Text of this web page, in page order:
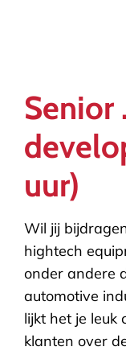
Senior
uur)
Wil jij
hightech
onder andere
automotive
lijkt het je leuk
klanten over